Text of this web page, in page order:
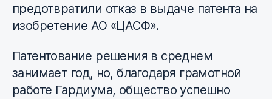
предотвратили отказ в выдаче патента на
изобретение АО «ЦАСФ».
Патентование решения в среднем
занимает год, но, благодаря грамотной
работе Гардиума, общество успешно